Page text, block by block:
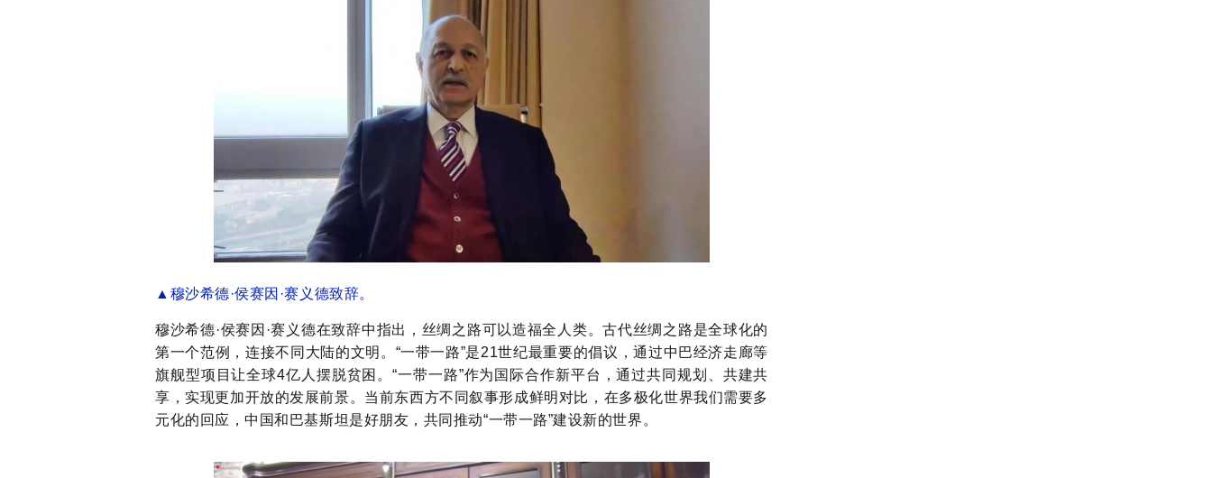
▲穆沙希德·侯赛因·赛义德致辞。
穆沙希德·侯赛因·赛义德在致辞中指出，丝绸之路可以造福全人类。古代丝绸之路是全球化的
第一个范例，连接不同大陆的文明。 “一带一路”是21世纪最重要的倡议，通过中巴经济走廊等
旗舰型项目让全球4亿人摆脱贫困。“一带一路”作为国际合作新平台，通过共同规划、共建共
享，实现更加开放的发展前景。 当前东西方不同叙事形成鲜明对比，在多极化世界我们需要多
元化的回应，中国和巴基斯坦是好朋友，共同推动“一带一路”建设新的世界。